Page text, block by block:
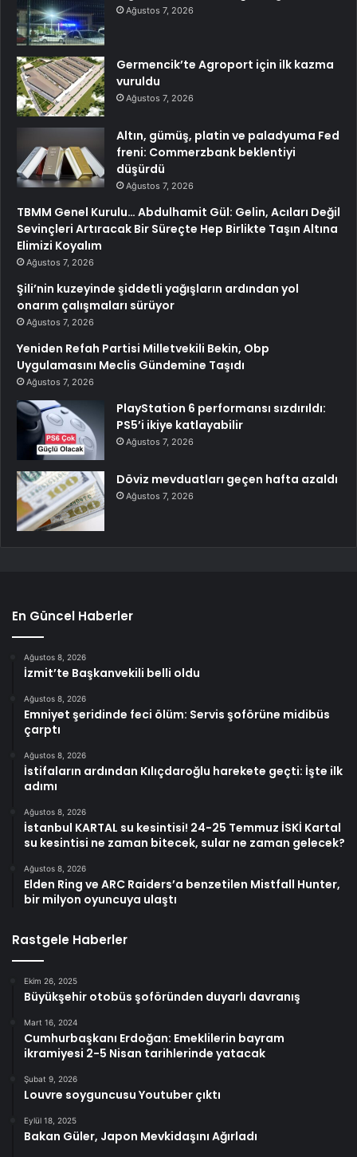
Ağustos 7, 2026
Germencik’te Agroport için ilk kazma
vuruldu
Ağustos 7, 2026
Altın, gümüş, platin ve paladyuma Fed
freni: Commerzbank beklentiyi
düşürdü
Ağustos 7, 2026
TBMM Genel Kurulu… Abdulhamit Gül: Gelin, Acıları Değil
Sevinçleri Artıracak Bir Süreçte Hep Birlikte Taşın Altına
Elimizi Koyalım
Ağustos 7, 2026
Şili’nin kuzeyinde şiddetli yağışların ardından yol
onarım çalışmaları sürüyor
Ağustos 7, 2026
Yeniden Refah Partisi Milletvekili Bekin, Obp
Uygulamasını Meclis Gündemine Taşıdı
Ağustos 7, 2026
PlayStation 6 performansı sızdırıldı:
PS5’i ikiye katlayabilir
Ağustos 7, 2026
Döviz mevduatları geçen hafta azaldı
Ağustos 7, 2026
En Güncel Haberler
Ağustos 8, 2026
İzmit’te Başkanvekili belli oldu
Ağustos 8, 2026
Emniyet şeridinde feci ölüm: Servis şoförüne midibüs
çarptı
Ağustos 8, 2026
İstifaların ardından Kılıçdaroğlu harekete geçti: İşte ilk
adımı
Ağustos 8, 2026
İstanbul KARTAL su kesintisi! 24-25 Temmuz İSKİ Kartal
su kesintisi ne zaman bitecek, sular ne zaman gelecek?
Ağustos 8, 2026
Elden Ring ve ARC Raiders’a benzetilen Mistfall Hunter,
bir milyon oyuncuya ulaştı
Rastgele Haberler
Ekim 26, 2025
Büyükşehir otobüs şoföründen duyarlı davranış
Mart 16, 2024
Cumhurbaşkanı Erdoğan: Emeklilerin bayram
ikramiyesi 2-5 Nisan tarihlerinde yatacak
Şubat 9, 2026
Louvre soyguncusu Youtuber çıktı
Eylül 18, 2025
Bakan Güler, Japon Mevkidaşını Ağırladı